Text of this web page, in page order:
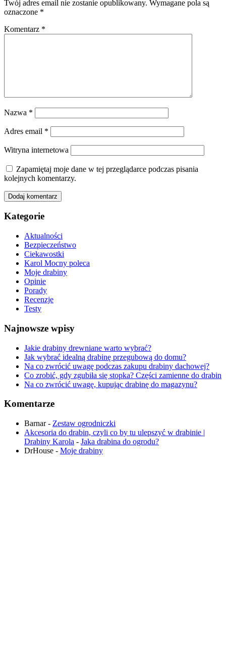
Twój adres email nie zostanie opublikowany. Wymagane pola są
oznaczone *
Komentarz *
Nazwa *
Adres email *
Witryna internetowa
Zapamiętaj moje dane w tej przeglądarce podczas pisania
kolejnych komentarzy.
Kategorie
Aktualności
Bezpieczeństwo
Ciekawostki
Karol Mocny poleca
Moje drabiny
Opinie
Porady
Recenzje
Testy
Najnowsze wpisy
Jakie drabiny drewniane warto wybrać?
Jak wybrać idealną drabinę przegubową do domu?
Na co zwrócić uwagę podczas zakupu drabiny dachowej?
Co zrobić, gdy zgubiła się stopka? Części zamienne do drabin
Na co zwrócić uwagę, kupując drabinę do magazynu?
Komentarze
Barnar- Zestaw ogrodniczki
Akcesoria do drabin, czyli co by tu ulepszyć w drabinie |
Drabiny Karola - Jaka drabina do ogrodu​?
DrHouse - Moje drabiny